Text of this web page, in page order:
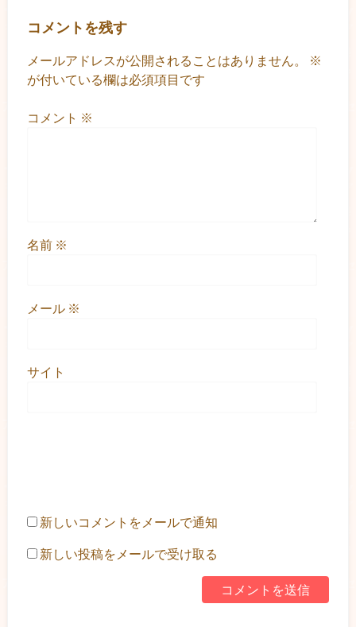
コメントを残す
メールアドレスが公開されることはありません。
※
が付いている欄は必須項目です
コメント ※
名前 ※
メール ※
サイト
新しいコメントをメールで通知
新しい投稿をメールで受け取る